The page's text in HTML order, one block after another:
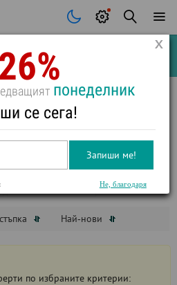
Стоки
ПЛАНИНА В
Най-нови
по избраните критерии:
понеделник
се сега!
Запиши ме!
Не, благодаря